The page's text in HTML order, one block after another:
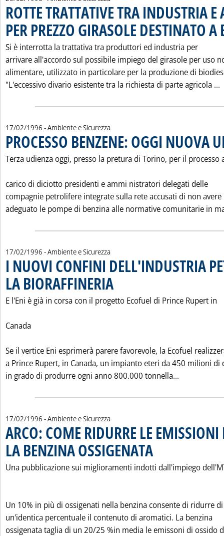
ROTTE TRATTATIVE TRA INDUSTRIA
PER PREZZO GIRASOLE DESTINATO A
Si è interrotta la trattativa tra produttori ed industria per
arrivare all'accordo sul possibile impiego del girasole per uso
alimentare, utilizzato in particolare per la produzione di
"L'eccessivo divario esistente tra la richiesta di parte agricola ...
17/02/1996 - Ambiente e Sicurezza
PROCESSO BENZENE: OGGI NUOVA
Terza udienza oggi, presso la pretura di Torino, per il processo
carico di diciotto presidenti e ammi nistratori delegati delle
compagnie petrolifere integrate sulla rete accusati di non avere
adeguato le pompe di benzina alle normative comunitarie in
17/02/1996 - Ambiente e Sicurezza
I NUOVI CONFINI DELL'INDUSTRIA
LA BIORAFFINERIA
E l'Eni è già in corsa con il progetto Ecofuel di Prince Rupert in
Canada
Se il vertice Eni esprimerà parere favorevole, la Ecofuel
a Prince Rupert, in Canada, un impianto eteri da 450 milioni di
in grado di produrre ogni anno 800.000 tonnella...
17/02/1996 - Ambiente e Sicurezza
ARCO: COME RIDURRE LE
LA BENZINA OSSIGENATA
Una pubblicazione sui miglioramenti indotti dall'impiego
Un 10% in più di ossigenati nella benzina consente di ridurre di
un'identica percentuale il contenuto di aromatici. La benzina
ossigenata taglia di un 20/25 %in media le emissoni di ossido